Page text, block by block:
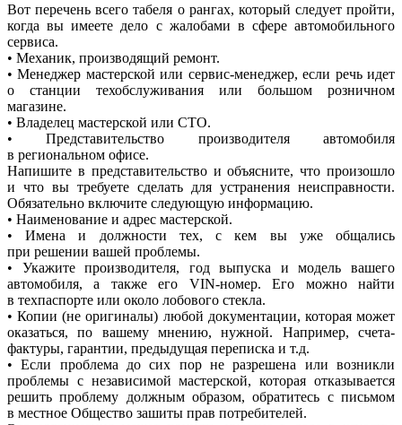
Вот перечень всего табеля о рангах, который следует пройти,
когда вы имеете дело с жалобами в сфере автомобильного
сервиса.
• Механик, производящий ремонт.
• Менеджер мастерской или сервис-менеджер, если речь идет
о станции техобслуживания или большом розничном
магазине.
• Владелец мастерской или СТО.
• Представительство производителя автомобиля
в региональном офисе.
Напишите в представительство и объясните, что произошло
и что вы требуете сделать для устранения неисправности.
Обязательно включите следующую информацию.
• Наименование и адрес мастерской.
• Имена и должности тех, с кем вы уже общались
при решении вашей проблемы.
• Укажите производителя, год выпуска и модель вашего
автомобиля, а также его VIN-номер. Его можно найти
в техпаспорте или около лобового стекла.
• Копии (не оригиналы) любой документации, которая может
оказаться, по вашему мнению, нужной. Например, счета-
фактуры, гарантии, предыдущая переписка и т.д.
• Если проблема до сих пор не разрешена или возникли
проблемы с независимой мастерской, которая отказывается
решить проблему должным образом, обратитесь с письмом
в местное Общество зашиты прав потребителей.